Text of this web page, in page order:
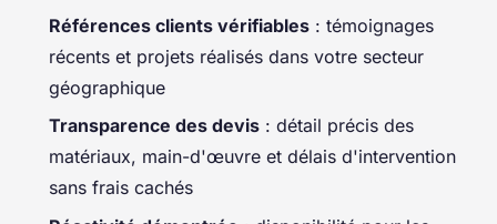
Références clients vérifiables : témoignages
récents et projets réalisés dans votre secteur
géographique
Transparence des devis : détail précis des
matériaux, main-d'œuvre et délais d'intervention
sans frais cachés